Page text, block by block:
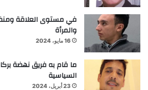
في مستوى العلاقة
والمرأة
16 مايو، 2024
ما قام به فريق نهضة
السياسية
23 أبريل، 2024